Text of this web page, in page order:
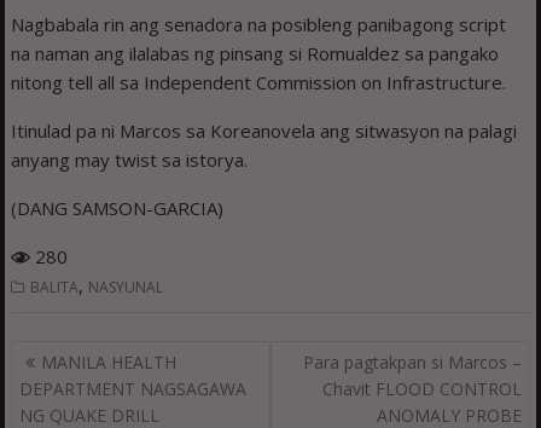
Nagbabala rin ang senadora na posibleng panibagong script
na naman ang ilalabas ng pinsang si Romualdez sa pangako
nitong tell all sa Independent Commission on Infrastructure.
Itinulad pa ni Marcos sa Koreanovela ang sitwasyon na palagi
anyang may twist sa istorya.
(DANG SAMSON-GARCIA)
280
BALITA, NASYUNAL
Post
navigation
MANILA HEALTH
DEPARTMENT NAGSAGAWA
NG QUAKE DRILL
Para pagtakpan si Marcos –
Chavit FLOOD CONTROL
ANOMALY PROBE